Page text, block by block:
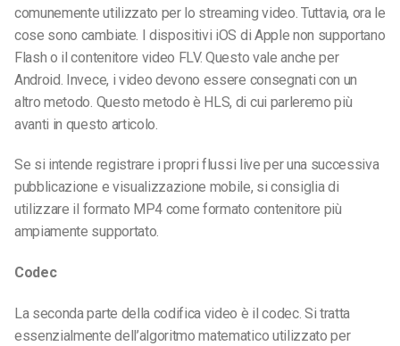
comunemente utilizzato per lo streaming video. Tuttavia, ora le
cose sono cambiate. I dispositivi iOS di Apple non supportano
Flash o il contenitore video FLV. Questo vale anche per
Android. Invece, i video devono essere consegnati con un
altro metodo. Questo metodo è HLS, di cui parleremo più
avanti in questo articolo.
Se si intende registrare i propri flussi live per una successiva
pubblicazione e visualizzazione mobile, si consiglia di
utilizzare il formato MP4 come formato contenitore più
ampiamente supportato.
Codec
La seconda parte della codifica video è il codec. Si tratta
essenzialmente dell’algoritmo matematico utilizzato per